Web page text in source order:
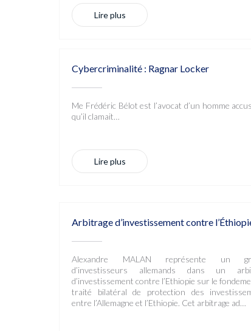
Lire plus
Cybercriminalité : Ragnar Locker
Me Frédéric Bélot est l’avocat d’un homme
qu’il clamait…
Lire plus
Arbitrage d’investissement contre
Alexandre MALAN représente un
d’investisseurs allemands dans un
d’investissement contre l’Ethiopie sur le
traité bilatéral de protection des
entre l’Allemagne et l’Ethiopie. Cet arbitrage ad…